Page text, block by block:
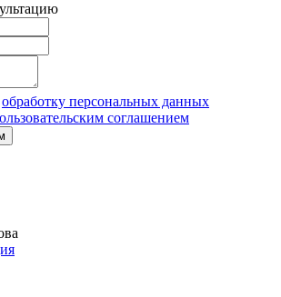
обработку персональных данных
соглашением